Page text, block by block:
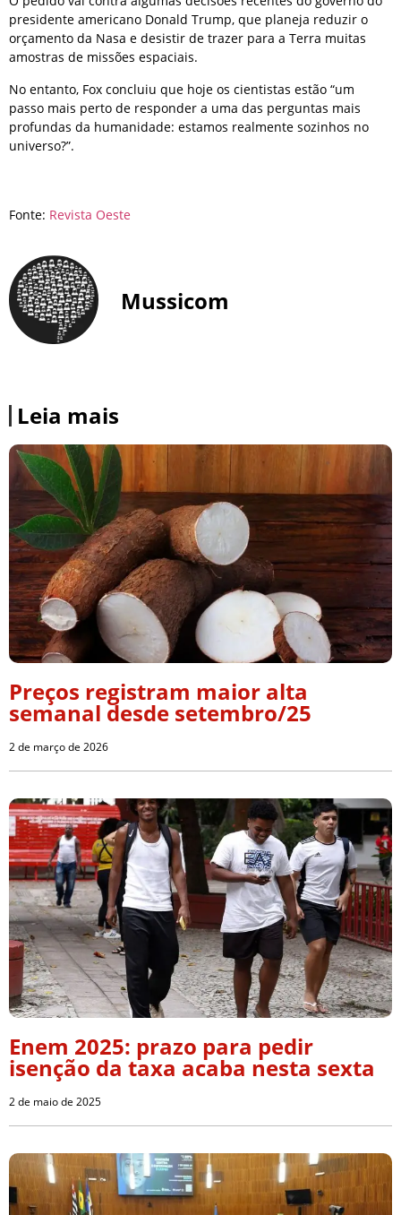
presidente americano Donald Trump, que planeja reduzir o
orçamento da Nasa e desistir de trazer para a Terra muitas
amostras de missões espaciais.
No entanto, Fox concluiu que hoje os cientistas estão “um
passo mais perto de responder a uma das perguntas mais
profundas da humanidade: estamos realmente sozinhos no
universo?”.
Fonte: Revista Oeste
Mussicom
Leia mais
Preços registram maior alta
semanal desde setembro/25
2 de março de 2026
Enem 2025: prazo para pedir
isenção da taxa acaba nesta sexta
2 de maio de 2025